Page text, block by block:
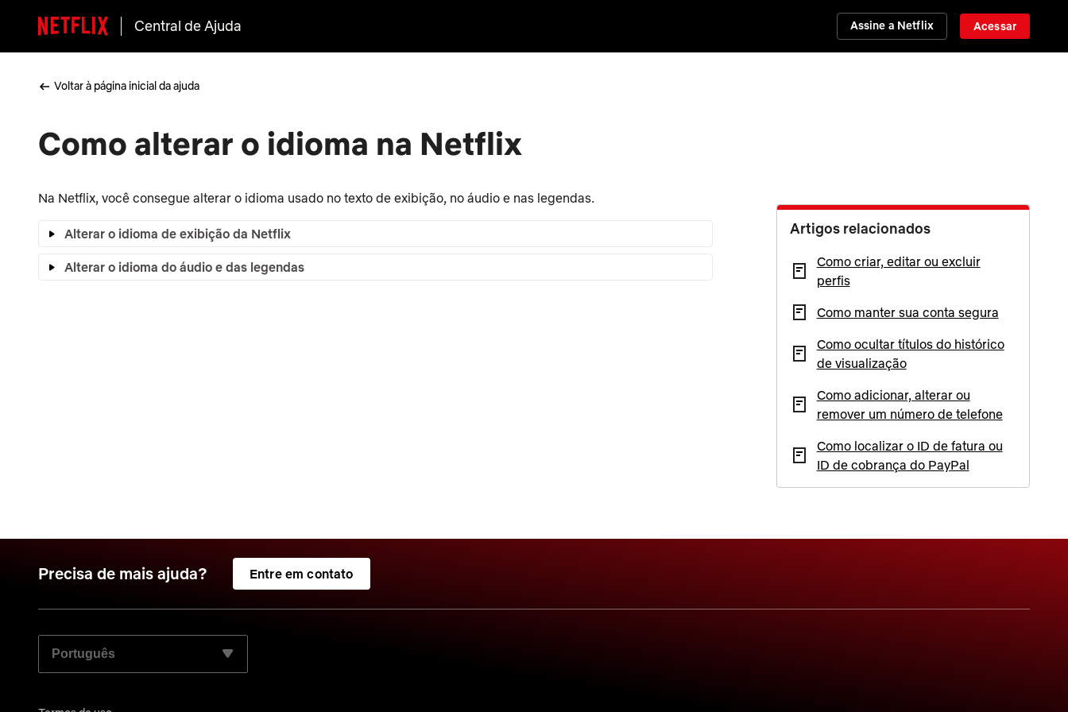
Central de Ajuda Assine a Netflix Acessar
Voltar à página inicial da ajuda
Como alterar o idioma na Netflix
Na Netflix, você consegue alterar o idioma usado no texto de exibição, no áudio e nas legendas.
Alterar o idioma de exibição da Netflix
Alterar o idioma do áudio e das legendas
Artigos relacionados
Como criar, editar ou excluir
perfis
Como manter sua conta segura
Como ocultar títulos do histórico
de visualização
Como adicionar, alterar ou
remover um número de telefone
Como localizar o ID de fatura ou
ID de cobrança do PayPal
Precisa de mais ajuda? Entre em contato
SELECIONE SEU IDIOMA PREFERIDO: